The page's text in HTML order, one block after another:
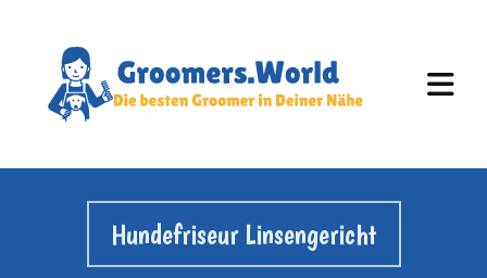
Hundefriseur Linsengericht